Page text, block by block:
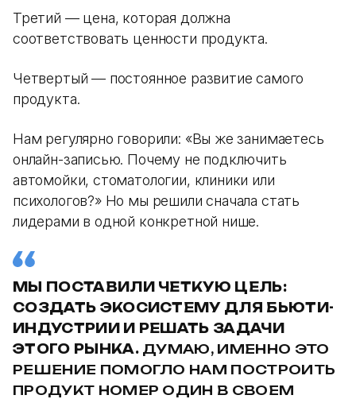
Третий — цена, которая должна
соответствовать ценности продукта.
Четвертый — постоянное развитие самого
продукта.
Нам регулярно говорили: «Вы же занимаетесь
онлайн-записью. Почему не подключить
автомойки, стоматологии, клиники или
психологов?» Но мы решили сначала стать
лидерами в одной конкретной нише.
МЫ ПОСТАВИЛИ ЧЕТКУЮ ЦЕЛЬ:
СОЗДАТЬ ЭКОСИСТЕМУ ДЛЯ БЬЮТИ-
ИНДУСТРИИ И РЕШАТЬ ЗАДАЧИ
ЭТОГО РЫНКА. ДУМАЮ, ИМЕННО ЭТО
РЕШЕНИЕ ПОМОГЛО НАМ ПОСТРОИТЬ
ПРОДУКТ НОМЕР ОДИН В СВОЕМ